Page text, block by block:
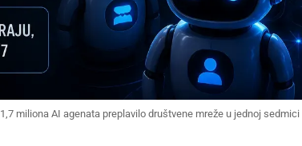
1,7 miliona AI agenata preplavilo društvene mreže u jednoj sedmici